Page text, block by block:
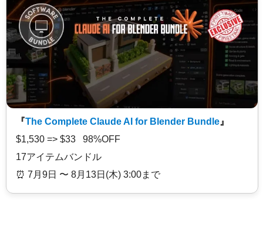
『The Complete Claude AI for Blender Bundle 』
$1,530 => $33 98%OFF
17アイテムバンドル
⏰️ 7月9日 〜 8月13日(木) 3:00まで